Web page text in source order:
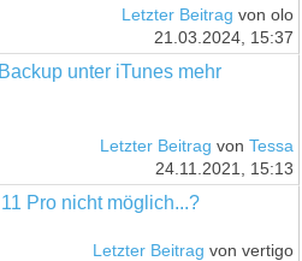
Letzter Beitrag von olo
21.03.2024, 15:37
unter iTunes mehr
Letzter Beitrag von Tessa
24.11.2021, 15:13
Pro nicht möglich...?
Letzter Beitrag von vertigo